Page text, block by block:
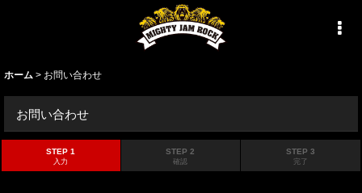
ホーム > お問い合わせ
お問い合わせ
STEP 1
入力
STEP 2
確認
STEP 3
完了